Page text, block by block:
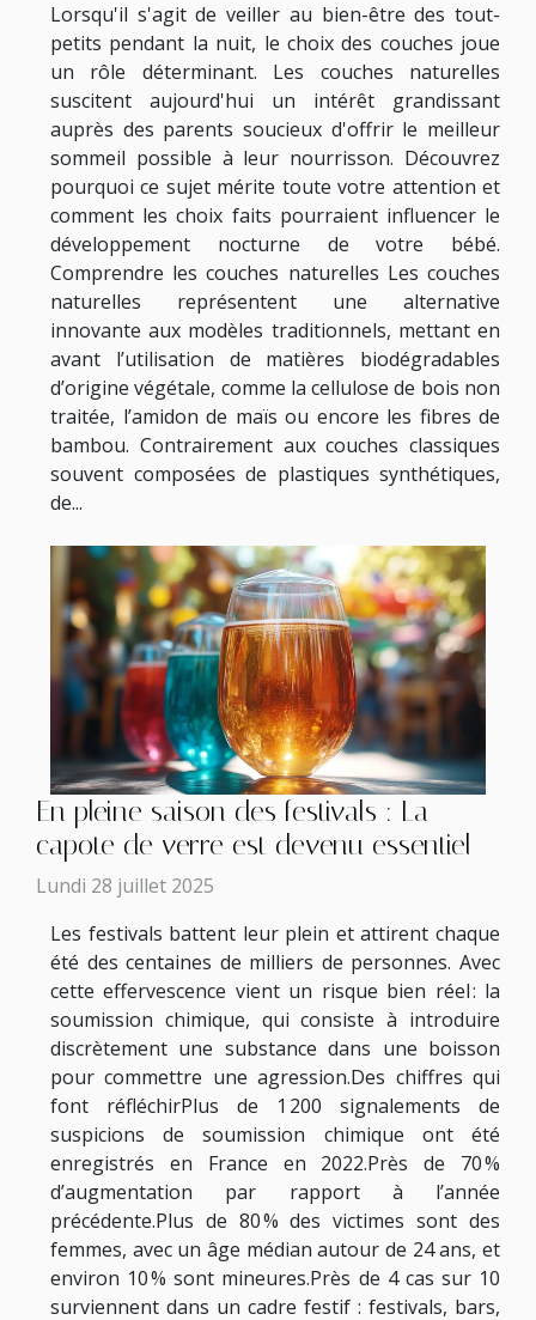
Lorsqu'il s'agit de veiller au bien-être des tout-
petits pendant la nuit, le choix des couches joue
un rôle déterminant. Les couches naturelles
suscitent aujourd'hui un intérêt grandissant
auprès des parents soucieux d'offrir le meilleur
sommeil possible à leur nourrisson. Découvrez
pourquoi ce sujet mérite toute votre attention et
comment les choix faits pourraient influencer le
développement nocturne de votre bébé.
Comprendre les couches naturelles Les couches
naturelles représentent une alternative
innovante aux modèles traditionnels, mettant en
avant l’utilisation de matières biodégradables
d’origine végétale, comme la cellulose de bois non
traitée, l’amidon de maïs ou encore les fibres de
bambou. Contrairement aux couches classiques
souvent composées de plastiques synthétiques,
de...
En pleine saison des festivals : La
capote de verre est devenu essentiel
Lundi 28 juillet 2025
Les festivals battent leur plein et attirent chaque
été des centaines de milliers de personnes. Avec
cette effervescence vient un risque bien réel : la
soumission chimique, qui consiste à introduire
discrètement une substance dans une boisson
pour commettre une agression.Des chiffres qui
font réfléchirPlus de 1 200 signalements de
suspicions de soumission chimique ont été
enregistrés en France en 2022.Près de 70 %
d’augmentation par rapport à l’année
précédente.Plus de 80 % des victimes sont des
femmes, avec un âge médian autour de 24 ans, et
environ 10 % sont mineures.Près de 4 cas sur 10
surviennent dans un cadre festif : festivals, bars,